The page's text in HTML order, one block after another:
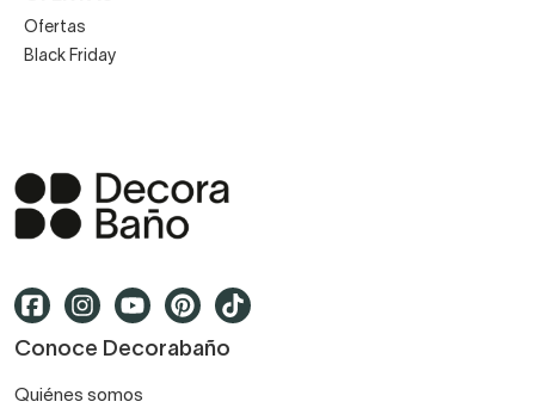
Ofertas
Black Friday
Conoce Decorabaño
Quiénes somos